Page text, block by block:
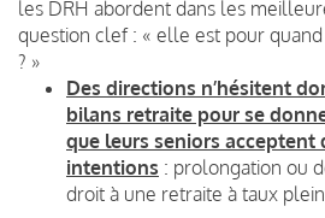
les DRH abordent dans les
question clef : « elle est pour
? »
Des directions n’hésitent
bilans retraite pour se
que leurs seniors acceptent
intentions : prolongation ou
droit à une retraite à taux plein.